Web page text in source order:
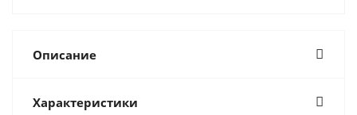
Описание
Характеристики